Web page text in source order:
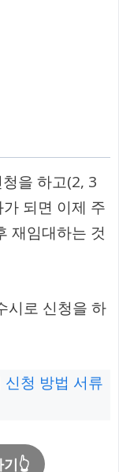
을 하고(2, 3
되면 이제 주
재임대하는 것
시로 신청을 하
청 방법 서류
👆